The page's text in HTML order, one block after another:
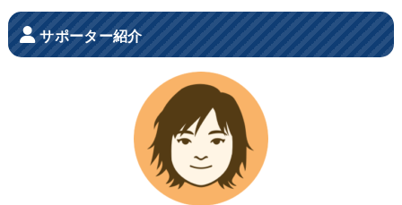
サポーター紹介